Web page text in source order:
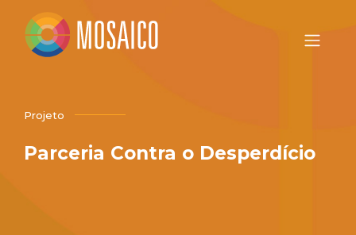
Projeto
Parceria Contra o Desperdício